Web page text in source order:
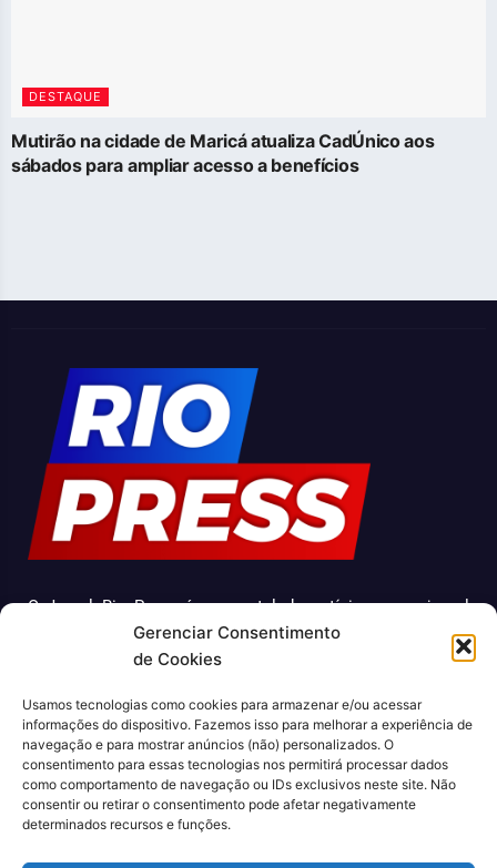
Gerenciar Consentimento
de Cookies
Usamos tecnologias como cookies para armazenar e/ou acessar
informações do dispositivo. Fazemos isso para melhorar a experiência de
navegação e para mostrar anúncios (não) personalizados. O
consentimento para essas tecnologias nos permitirá processar dados
como comportamento de navegação ou IDs exclusivos neste site. Não
consentir ou retirar o consentimento pode afetar negativamente
determinados recursos e funções.
DESTAQUE
Mutirão na cidade de Maricá atualiza CadÚnico aos
sábados para ampliar acesso a benefícios
O Jornal Rio Press é um portal de notícias e um jornal
impresso que cobre diversas notícias sobre a cidade do
Rio de Janeiro. Com uma abordagem abrangente e
sobre política, economia, cultura, entre outros temas
relevantes para a população carioca. Além disso, o Jornal
Rio Press oferece conteúdo exclusivo em sua versão
online, trazendo ainda mais facilidade e comodidade para
seus leitores.